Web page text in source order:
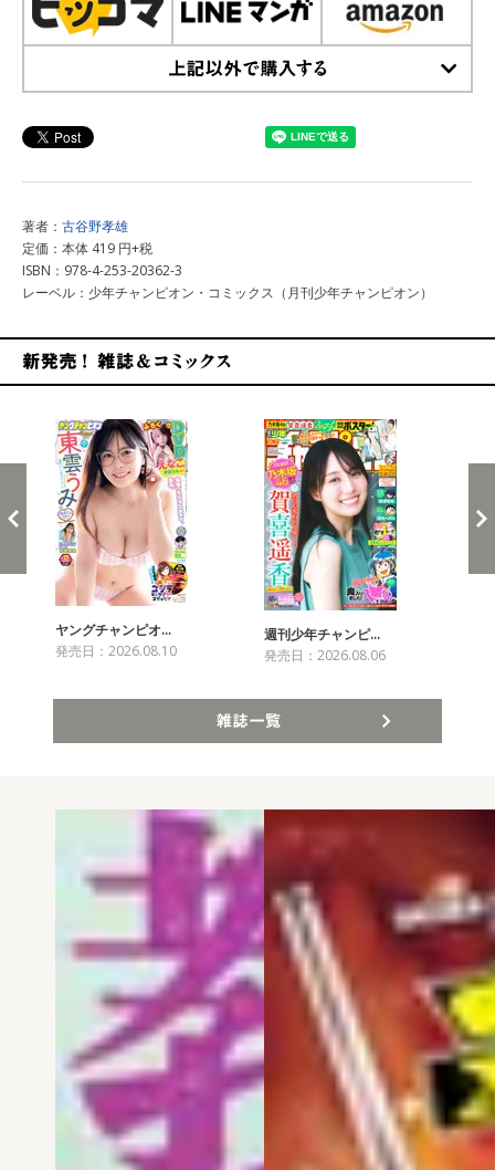
著者： 古谷野孝雄
定価：本体 419 円+税
ISBN：978-4-253-20362-3
レーベル：少年チャンピオン・コミックス（月刊少年チャンピオン）
ヤングチャンピオ…
発売日：2026.08.10
週刊少年チャンピ…
発売日：2026.08.06